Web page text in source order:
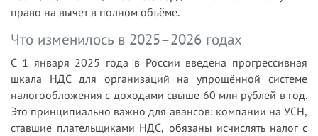
право на вычет в полном объёме.
Что изменилось в 2025–2026 годах
С 1 января 2025 года в России введена прогрессивная
шкала НДС для организаций на упрощённой системе
налогообложения с доходами свыше 60 млн рублей в год.
Это принципиально важно для авансов: компании на УСН,
ставшие плательщиками НДС, обязаны исчислять налог с